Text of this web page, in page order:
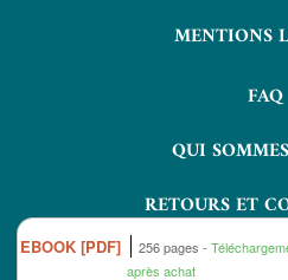
EBOOK [PDF] 256 pages
après achat
MENTIONS
FAQ
QUI
RETOURS ET